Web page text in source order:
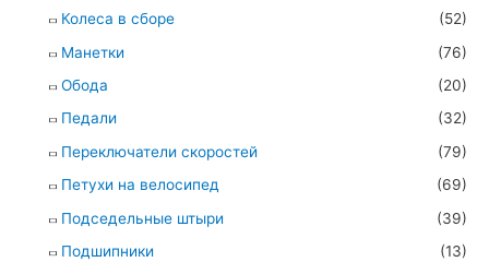
Колеса в сборе
(52)
Манетки
(76)
Обода
(20)
Педали
(32)
Переключатели скоростей
(79)
Петухи на велосипед
(69)
Подседельные штыри
(39)
Подшипники
(13)